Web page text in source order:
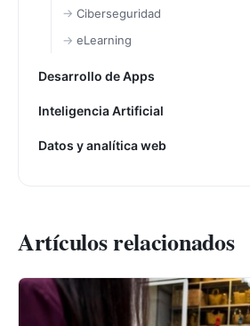
Ciberseguridad
eLearning
Desarrollo de Apps
Inteligencia Artificial
Datos y analítica web
Artículos relacionados